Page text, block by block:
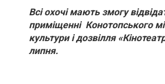
Всі охочі мають змогу
приміщенні Конотопського
культури і дозвілля
липня.